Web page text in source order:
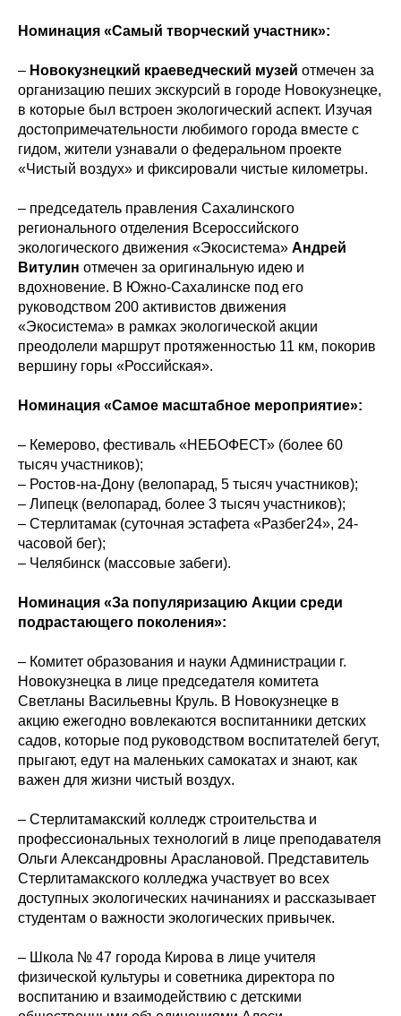
Номинация «Самый творческий участник»:
– Новокузнецкий краеведческий музей отмечен за
организацию пеших экскурсий в городе Новокузнецке,
в которые был встроен экологический аспект. Изучая
достопримечательности любимого города вместе с
гидом, жители узнавали о федеральном проекте
«Чистый воздух» и фиксировали чистые километры.
– председатель правления Сахалинского
регионального отделения Всероссийского
экологического движения «Экосистема» Андрей
Витулин отмечен за оригинальную идею и
вдохновение. В Южно-Сахалинске под его
руководством 200 активистов движения
«Экосистема» в рамках экологической акции
преодолели маршрут протяженностью 11 км, покорив
вершину горы «Российская».
Номинация «Самое масштабное мероприятие»:
– Кемерово, фестиваль «НЕБОФЕСТ» (более 60
тысяч участников);
– Ростов-на-Дону (велопарад, 5 тысяч участников);
– Липецк (велопарад, более 3 тысяч участников);
– Стерлитамак (суточная эстафета «Разбег24», 24-
часовой бег);
– Челябинск (массовые забеги).
Номинация «За популяризацию Акции среди
подрастающего поколения»:
– Комитет образования и науки Администрации г.
Новокузнецка в лице председателя комитета
Светланы Васильевны Круль. В Новокузнецке в
акцию ежегодно вовлекаются воспитанники детских
садов, которые под руководством воспитателей бегут,
прыгают, едут на маленьких самокатах и знают, как
важен для жизни чистый воздух.
– Стерлитамакский колледж строительства и
профессиональных технологий в лице преподавателя
Ольги Александровны Араслановой. Представитель
Стерлитамакского колледжа участвует во всех
доступных экологических начинаниях и рассказывает
студентам о важности экологических привычек.
– Школа № 47 города Кирова в лице учителя
физической культуры и советника директора по
воспитанию и взаимодействию с детскими